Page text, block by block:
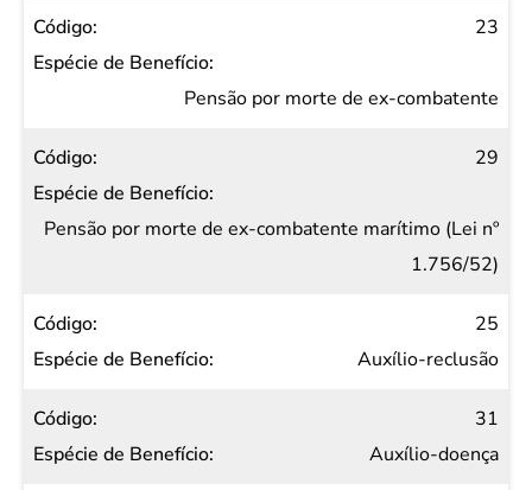
23
Pensão por morte de ex-combatente
29
Pensão por morte de ex-combatente marítimo (Lei nº
1.756/52)
25
Auxílio-reclusão
31
Auxílio-doença